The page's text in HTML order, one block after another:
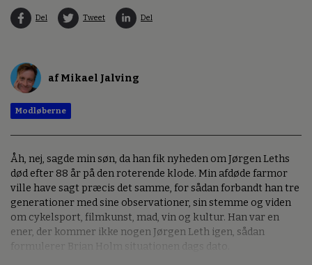
Del Tweet Del
af Mikael Jalving
Modløberne
Åh, nej, sagde min søn, da han fik nyheden om Jørgen Leths
død efter 88 år på den roterende klode. Min afdøde farmor
ville have sagt præcis det samme, for sådan forbandt han tre
generationer med sine observationer, sin stemme og viden
om cykelsport, filmkunst, mad, vin og kultur. Han var en
ener, der kommer ikke nogen Jørgen Leth igen, sådan
formulerer Brian Holm situationen dags dato.